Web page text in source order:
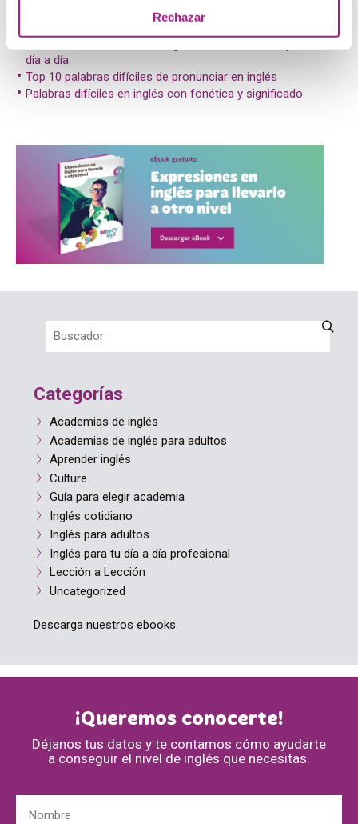
Rechazar
día a día
Top 10 palabras difíciles de pronunciar en inglés
Palabras difíciles en inglés con fonética y significado
Categorías
Academias de inglés
Academias de inglés para adultos
Aprender inglés
Culture
Guía para elegir academia
Inglés cotidiano
Inglés para adultos
Inglés para tu día a día profesional
Lección a Lección
Uncategorized
Descarga nuestros ebooks
¡Queremos conocerte!
Déjanos tus datos y te contamos cómo ayudarte
a conseguir el nivel de inglés que necesitas.